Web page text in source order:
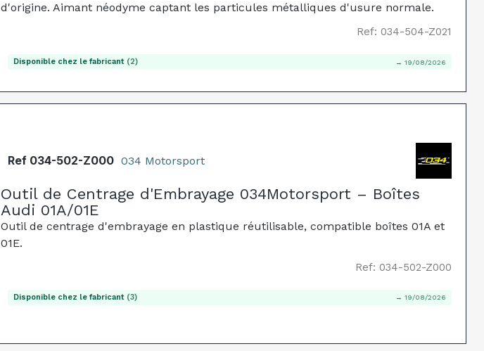
d'origine. Aimant néodyme captant les particules métalliques d'usure normale.
Ref: 034-504-Z021
Disponible chez le fabricant (2) → 19/08/2026
Ref 034-502-Z000 034 Motorsport
Outil de Centrage d'Embrayage 034Motorsport – Boîtes
Audi 01A/01E
Outil de centrage d'embrayage en plastique réutilisable, compatible boîtes 01A et
01E.
Ref: 034-502-Z000
Disponible chez le fabricant (3) → 19/08/2026